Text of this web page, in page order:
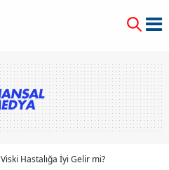
Viski Hastalığa İyi Gelir mi?